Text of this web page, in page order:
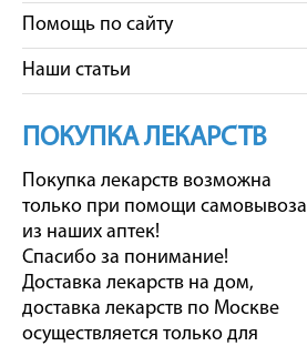
Помощь по сайту
Наши статьи
ПОКУПКА ЛЕКАРСТВ
Покупка лекарств возможна
только при помощи самовывоза
из наших аптек!
Спасибо за понимание!
Доставка лекарств на дом,
доставка лекарств по Москве
осуществляется только для